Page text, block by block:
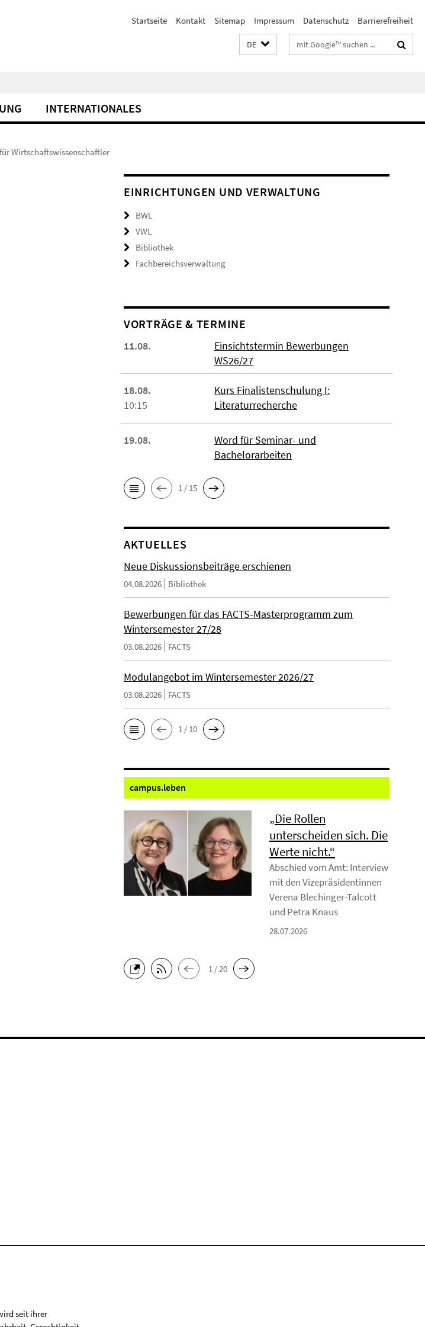
Startseite Kontakt Sitemap Impressum Datenschutz Barrierefreiheit
DE Suchbegriffe
INTERNATIONALES
Wirtschaftswissenschaftler
EINRICHTUNGEN UND VERWALTUNG
BWL
VWL
Bibliothek
Fachbereichsverwaltung
VORTRÄGE & TERMINE
11.08.
Einsichtstermin Bewerbungen
WS26/27
18.08.
10:15
Kurs Finalistenschulung I:
Literaturrecherche
19.08.
Word für Seminar- und
Bachelorarbeiten
1 / 15
AKTUELLES
Neue Diskussionsbeiträge erschienen
04.08.2026 Bibliothek
Bewerbungen für das FACTS-Masterprogramm zum
Wintersemester 27/28
03.08.2026 FACTS
Modulangebot im Wintersemester 2026/27
03.08.2026 FACTS
1 / 10
campus.leben
„Die Rollen
unterscheiden sich. Die
Werte nicht.“
Abschied vom Amt: Interview
mit den Vizepräsidentinnen
Verena Blechinger-Talcott
und Petra Knaus
28.07.2026
1 / 20
seit ihrer